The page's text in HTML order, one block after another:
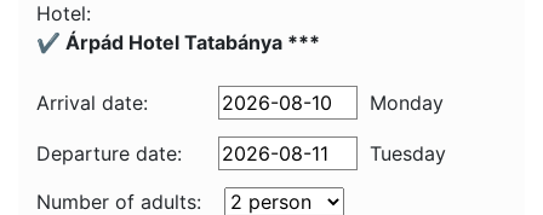
Hotel:
✔️ Árpád Hotel Tatabánya ***
Arrival date: Monday
Departure date:
Tuesday
Number of adults: